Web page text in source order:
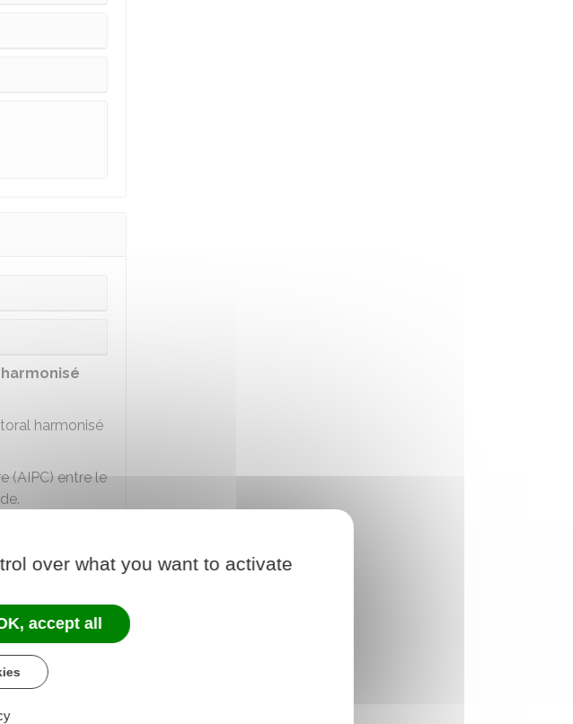
harmonisé
(AIPC) entre le
être trop
nouvelle
pour
over what you want to activate
accept all